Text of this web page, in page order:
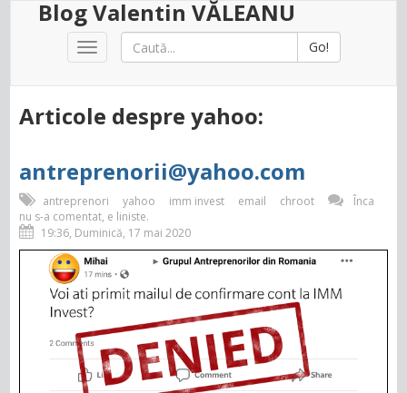
Blog Valentin VĂLEANU
Toggle
Go!
Articole despre yahoo:
antreprenorii@yahoo.com
antreprenori yahoo imm invest email chroot
Înca
nu s-a comentat, e liniste.
19:36, Duminică, 17 mai 2020